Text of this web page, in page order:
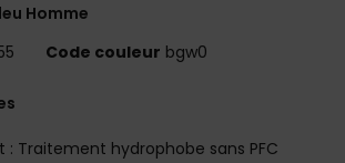
Homme
Code couleur bgw0
: Traitement hydrophobe sans PFC